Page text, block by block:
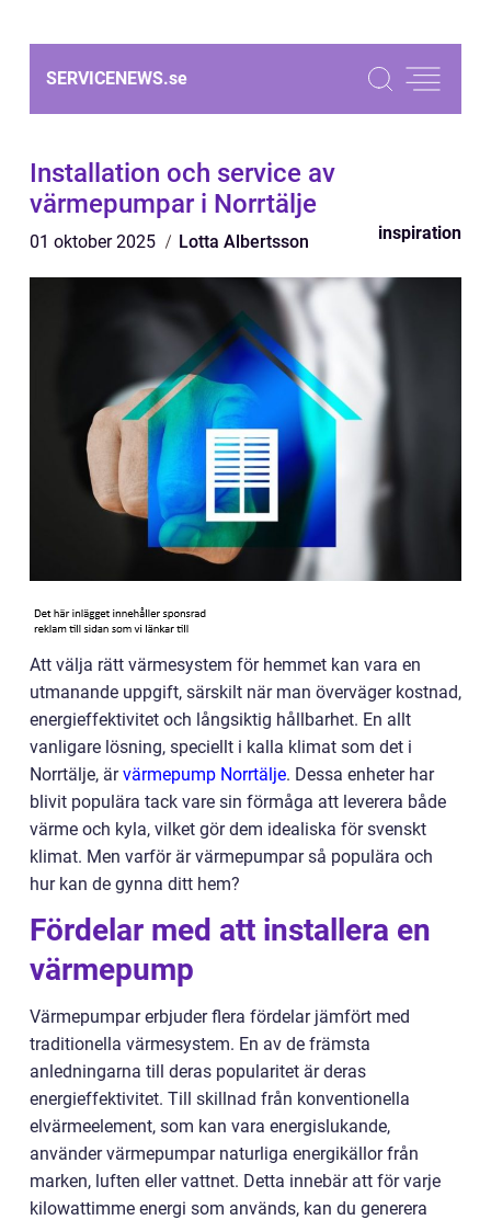
SERVICENEWS.se
Installation och service av
värmepumpar i Norrtälje
01 oktober 2025 Lotta Albertsson inspiration
Att välja rätt värmesystem för hemmet kan vara en
utmanande uppgift, särskilt när man överväger kostnad,
energieffektivitet och långsiktig hållbarhet. En allt
vanligare lösning, speciellt i kalla klimat som det i
Norrtälje, ärvärmepump Norrtälje. Dessa enheter har
blivit populära tack vare sin förmåga att leverera både
värme och kyla, vilket gör dem idealiska för svenskt
klimat. Men varför är värmepumpar så populära och
hur kan de gynna ditt hem?
Fördelar med att installera en
värmepump
Värmepumpar erbjuder flera fördelar jämfört med
traditionella värmesystem. En av de främsta
anledningarna till deras popularitet är deras
energieffektivitet. Till skillnad från konventionella
elvärmeelement, som kan vara energislukande,
använder värmepumpar naturliga energikällor från
marken, luften eller vattnet. Detta innebär att för varje
kilowattimme energi som används, kan du generera